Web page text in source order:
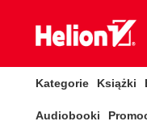
Kategorie Książki
Audiobooki